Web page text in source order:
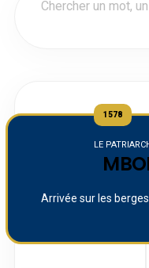
1578
LE
Arrivée sur les